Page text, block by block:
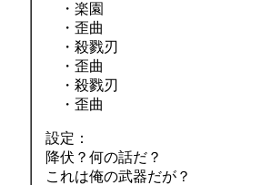
・楽園
・歪曲
・殺戮刃
・歪曲
・殺戮刃
・歪曲
設定：
降伏？何の話だ？
これは俺の武器だが？